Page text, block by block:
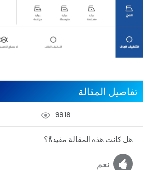
تفاصيل المقالة
9918
هل كانت هذه المقالة مفيدةً؟
نعم